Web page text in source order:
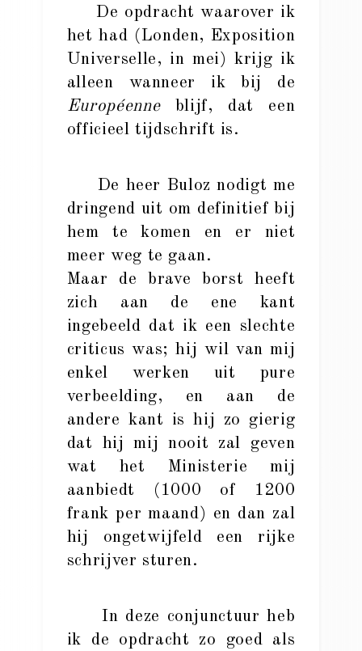
De opdracht waarover ik
het had (Londen, Exposition
Universelle, in mei) krijg ik
alleen wanneer ik bij de
Européenneblijf, dat een
officieel tijdschrift is.
De heer Buloz nodigt me
dringend uit om definitief bij
hem te komen en er niet
meer weg te gaan.
Maar de brave borst heeft
zich aan de ene kant
ingebeeld dat ik een slechte
criticus was; hij wil van mij
enkel werken uit pure
verbeelding, en aan de
andere kant is hij zo gierig
dat hij mij nooit zal geven
wat het Ministerie mij
aanbiedt (1000 of 1200
frank per maand) en dan zal
hij ongetwijfeld een rijke
schrijver sturen.
In deze conjunctuur heb
ik de opdracht zo goed als